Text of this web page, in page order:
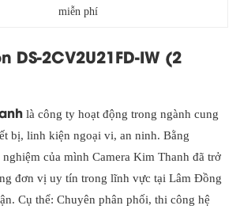
miễn phí
DS-2CV2U21FD-IW (2
là công ty hoạt động trong ngành cung
bị, linh kiện ngoại vi, an ninh. Bằng
của mình Camera Kim Thanh đã trở
đơn vị uy tín trong lĩnh vực tại Lâm Đồng
Cụ thể: Chuyên phân phối, thi công hệ